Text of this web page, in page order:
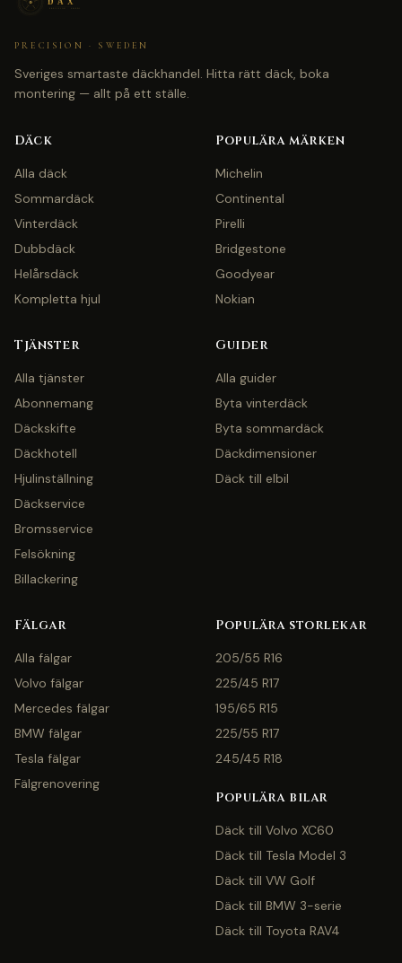
PRECISION · SWEDEN
Sveriges smartaste däckhandel. Hitta rätt däck, boka
montering — allt på ett ställe.
Däck
Alla däck
Sommardäck
Vinterdäck
Dubbdäck
Helårsdäck
Kompletta hjul
Populära märken
Michelin
Continental
Pirelli
Bridgestone
Goodyear
Nokian
Tjänster
Alla tjänster
Abonnemang
Däckskifte
Däckhotell
Hjulinställning
Däckservice
Bromsservice
Felsökning
Billackering
Guider
Alla guider
Byta vinterdäck
Byta sommardäck
Däckdimensioner
Däck till elbil
Fälgar
Alla fälgar
Volvo fälgar
Mercedes fälgar
BMW fälgar
Tesla fälgar
Fälgrenovering
Populära storlekar
205/55 R16
225/45 R17
195/65 R15
225/55 R17
245/45 R18
Populära bilar
Däck till Volvo XC60
Däck till Tesla Model 3
Däck till VW Golf
Däck till BMW 3-serie
Däck till Toyota RAV4